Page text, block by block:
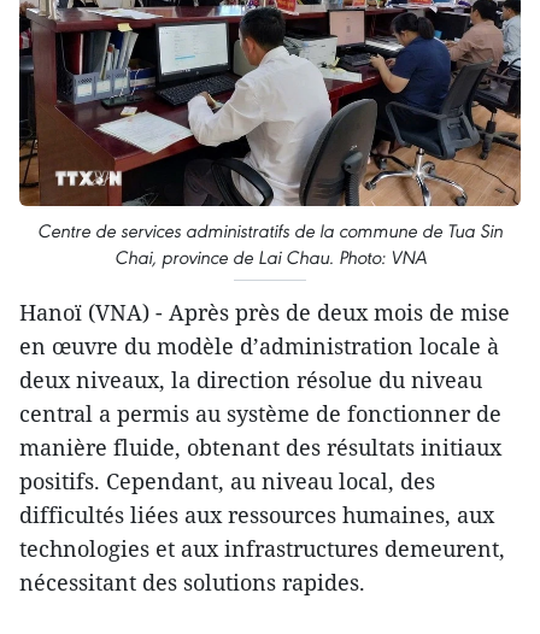
Centre de services administratifs de la commune de Tua Sin
Chai, province de Lai Chau. Photo: VNA
Hanoï (VNA) - Après près de deux mois de mise
en œuvre du modèle d’administration locale à
deux niveaux, la direction résolue du niveau
central a permis au système de fonctionner de
manière fluide, obtenant des résultats initiaux
positifs. Cependant, au niveau local, des
difficultés liées aux ressources humaines, aux
technologies et aux infrastructures demeurent,
nécessitant des solutions rapides.